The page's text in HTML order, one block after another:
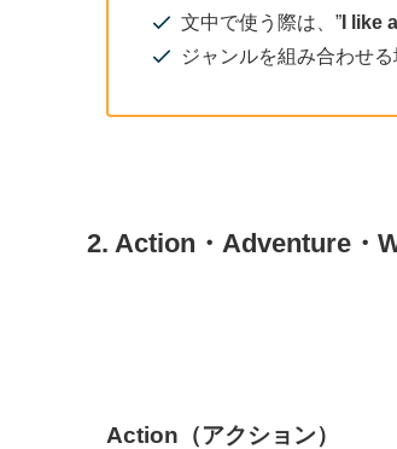
文中で使う際は、” I like
ジャンルを組み合わせる
2. Action・Adventure・
Action（アクション）